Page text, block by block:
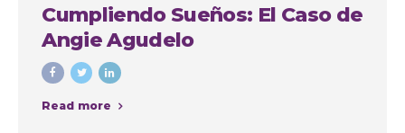
Cumpliendo Sueños: El Caso de
Angie Agudelo
Read more